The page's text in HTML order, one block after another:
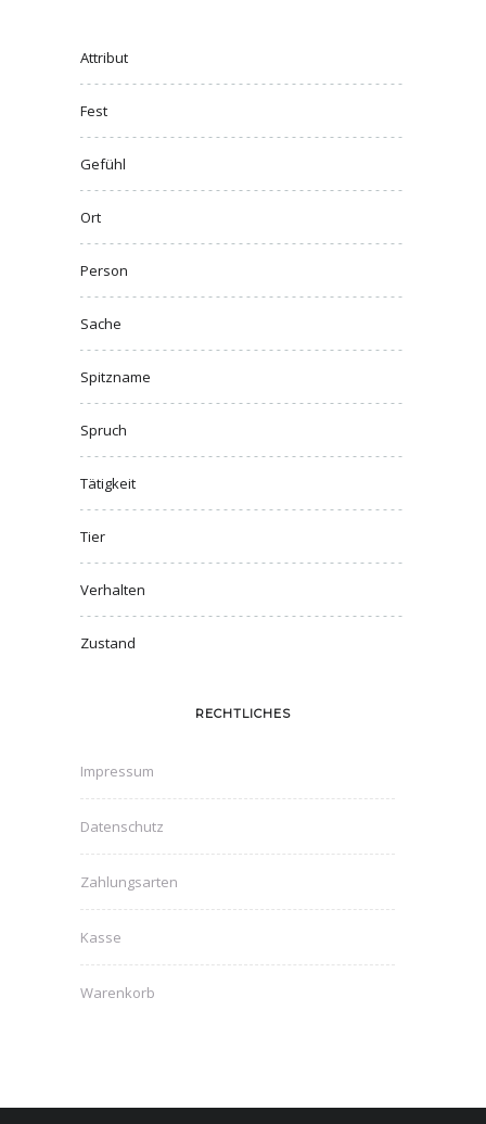
Attribut
Fest
Gefühl
Ort
Person
Sache
Spitzname
Spruch
Tätigkeit
Tier
Verhalten
Zustand
RECHTLICHES
Impressum
Datenschutz
Zahlungsarten
Kasse
Warenkorb